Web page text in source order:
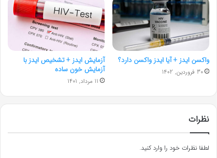
واکسن ایدز + آیا ایدز واکسن دارد؟
30 فروردین, 1402
آزمایش ایدز + تشخیص ایدز با
آزمایش خون ساده
11 مرداد, 1401
نظرات
لطفا نظرات خود را وارد کنید.